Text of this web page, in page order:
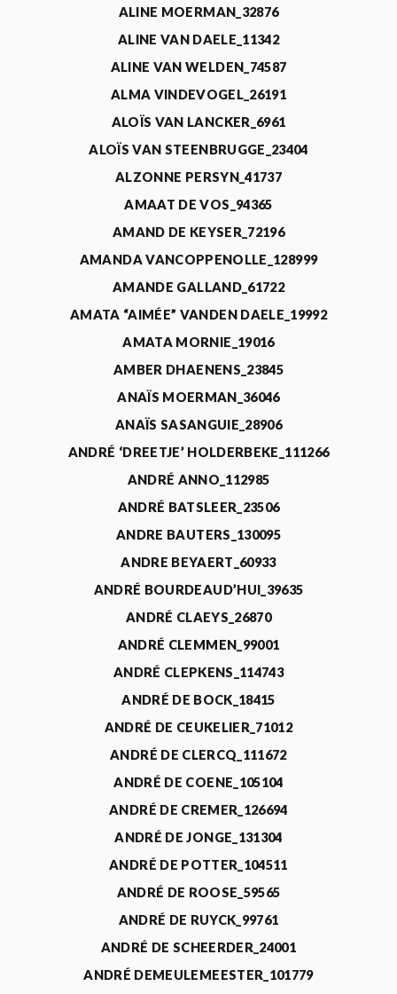
ALINE MOERMAN_32876
ALINE VAN DAELE_11342
ALINE VAN WELDEN_74587
ALMA VINDEVOGEL_26191
ALOÏS VAN LANCKER_6961
ALOÏS VAN STEENBRUGGE_23404
ALZONNE PERSYN_41737
AMAAT DE VOS_94365
AMAND DE KEYSER_72196
AMANDA VANCOPPENOLLE_128999
AMANDE GALLAND_61722
AMATA “AIMÉE” VANDEN DAELE_19992
AMATA MORNIE_19016
AMBER DHAENENS_23845
ANAÏS MOERMAN_36046
ANAÏS SASANGUIE_28906
ANDRÉ ‘DREETJE’ HOLDERBEKE_111266
ANDRÉ ANNO_112985
ANDRÉ BATSLEER_23506
ANDRE BAUTERS_130095
ANDRE BEYAERT_60933
ANDRÉ BOURDEAUD’HUI_39635
ANDRÉ CLAEYS_26870
ANDRÉ CLEMMEN_99001
ANDRÉ CLEPKENS_114743
ANDRÉ DE BOCK_18415
ANDRÉ DE CEUKELIER_71012
ANDRÉ DE CLERCQ_111672
ANDRÉ DE COENE_105104
ANDRÉ DE CREMER_126694
ANDRÉ DE JONGE_131304
ANDRÉ DE POTTER_104511
ANDRÉ DE ROOSE_59565
ANDRÉ DE RUYCK_99761
ANDRÉ DE SCHEERDER_24001
ANDRÉ DEMEULEMEESTER_101779